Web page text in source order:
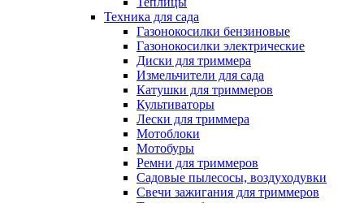
Техника для сада
Газонокосилки бензиновые
Газонокосилки электрические
Диски для триммера
Измельчители для сада
Катушки для триммеров
Культиваторы
Лески для триммера
Мотоблоки
Мотобуры
Ремни для триммеров
Садовые пылесосы, воздуходувки
Свечи зажигания для триммеров